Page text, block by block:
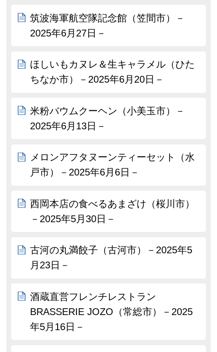
筑波海軍航空隊記念館（笠間市）－
2025年6月27日－
ほしいもカヌレ＆生キャラメル（ひた
ちなか市）－2025年6月20日－
米粉バウムクーヘン（小美玉市）－
2025年6月13日－
メロンアフタヌーンティーセット（水
戸市）－2025年6月6日－
西岡本店の食べるあまざけ（桜川市）
－2025年5月30日－
古河の丸満餃子（古河市）－2025年5
月23日－
酒蔵直営フレンチレストラン
BRASSERIE JOZO（常総市）－2025
年5月16日－